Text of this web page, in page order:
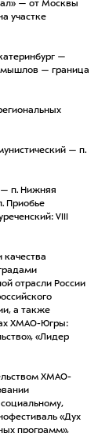
— от Москвы
участке
—
— граница
— п.
— п. Нижняя
Приобье
VIII
отрасли России
а также
ХМАО-Югры:
«Лидер
ХМАО-
«Дух
программ»,